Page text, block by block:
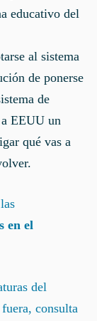
educativo del
al sistema
de ponerse
de
EEUU un
qué vas a
en el
del
consulta